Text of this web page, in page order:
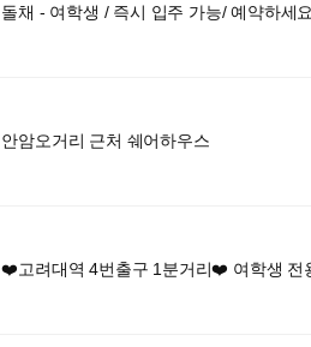
돌채 - 여학생 / 즉시 입주 가능/ 예약하세
안암오거리 근처 쉐어하우스
❤️고려대역 4번출구 1분거리❤️ 여학생 전